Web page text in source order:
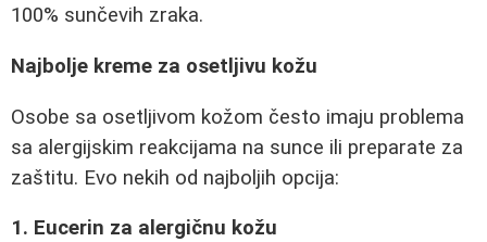
100% sunčevih zraka.
Najbolje kreme za osetljivu kožu
Osobe sa osetljivom kožom često imaju problema
sa alergijskim reakcijama na sunce ili preparate za
zaštitu. Evo nekih od najboljih opcija:
1. Eucerin za alergičnu kožu